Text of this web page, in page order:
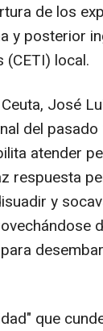
de los
y posterior
local.
José
del
atender
respuesta
y
que